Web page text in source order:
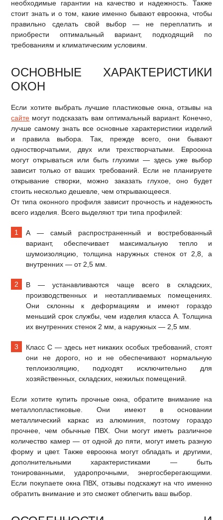
необходимые гарантии на качество и надежность. Также
стоит знать и о том, какие именно бывают евроокна, чтобы
правильно сделать свой выбор — не переплатить и
приобрести оптимальный вариант, подходящий по
требованиям и климатическим условиям.
ОСНОВНЫЕ ХАРАКТЕРИСТИКИ
ОКОН
Если хотите выбрать лучшие пластиковые окна, отзывы на
сайте могут подсказать вам оптимальный вариант. Конечно,
лучше самому знать все основные характеристики изделий
и правила выбора. Так, прежде всего, они бывают
одностворчатыми, двух или трехстворчатыми. Евроокна
могут открываться или быть глухими — здесь уже выбор
зависит только от ваших требований. Если не планируете
открывание створки, можно заказать глухое, оно будет
стоить несколько дешевле, чем открывающееся.
От типа оконного профиля зависит прочность и надежность
всего изделия. Всего выделяют три типа профилей:
А — самый распространенный и востребованный
вариант, обеспечивает максимальную тепло и
шумоизоляцию, толщина наружных стенок от 2,8, а
внутренних — от 2,5 мм.
В — устанавливаются чаще всего в складских,
производственных и неотапливаемых помещениях.
Они склонны к деформациям и имеют гораздо
меньший срок службы, чем изделия класса А. Толщина
их внутренних стенок 2 мм, а наружных — 2,5 мм.
Класс С — здесь нет никаких особых требований, стоят
они не дорого, но и не обеспечивают нормальную
теплоизоляцию, подходят исключительно для
хозяйственных, складских, нежилых помещений.
Если хотите купить прочные окна, обратите внимание на
металлопластиковые. Они имеют в основании
металлический каркас из алюминия, поэтому гораздо
прочнее, чем обычные ПВХ. Они могут иметь различное
количество камер — от одной до пяти, могут иметь разную
форму и цвет. Также евроокна могут обладать и другими,
дополнительными характеристиками — быть
тонированными, ударопрочными, энергосберегающими.
Если покупаете окна ПВХ, отзывы подскажут на что именно
обратить внимание и это сможет облегчить ваш выбор.